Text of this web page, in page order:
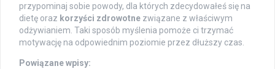
przypominaj sobie powody, dla których zdecydowałeś się na
dietę oraz korzyści zdrowotne związane z właściwym
odżywianiem. Taki sposób myślenia pomoże ci trzymać
motywację na odpowiednim poziomie przez dłuższy czas.
Powiązane wpisy: